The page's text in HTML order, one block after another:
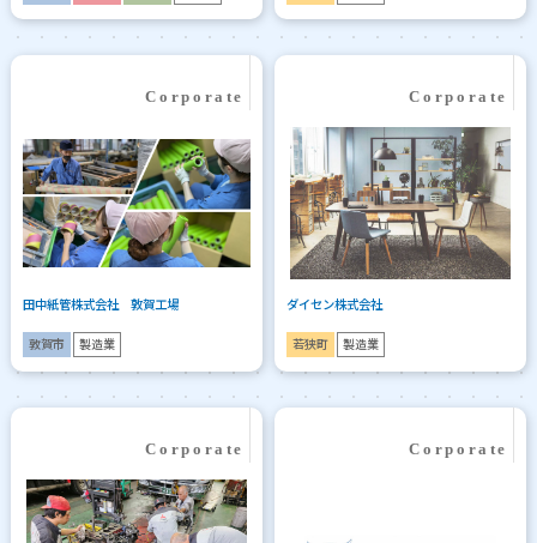
田中紙管株式会社 敦賀工場
敦賀市 製造業
ダイセン株式会社
若狭町 製造業